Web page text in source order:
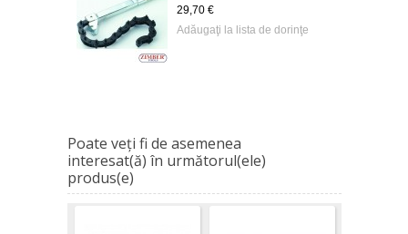
29,70 €
Adăugaţi la lista de dorinţe
Poate veţi fi de asemenea
interesat(ă) în următorul(ele)
produs(e)